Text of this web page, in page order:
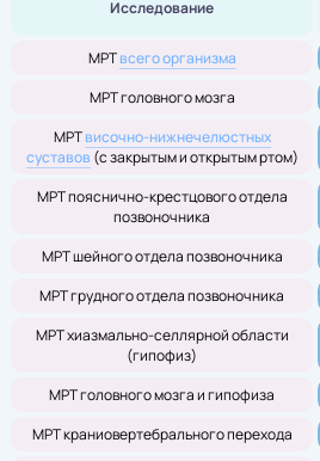
Исследование
МРТвсего организма
МРТ головного мозга
МРТвисочно-нижнечелюстных
суставов (с закрытым и открытым ртом)
МРТ пояснично-крестцового отдела
позвоночника
МРТ шейного отдела позвоночника
МРТ грудного отдела позвоночника
МРТ хиазмально-селлярной области
(гипофиз)
МРТ головного мозга и гипофиза
МРТ краниовертебрального перехода